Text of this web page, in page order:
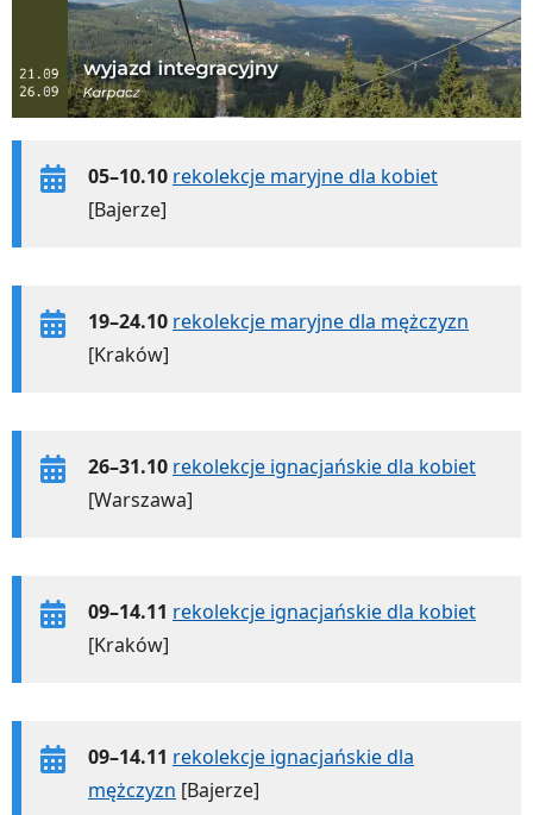
05–10.10 rekolekcje maryjne dla kobiet
[Bajerze]
19–24.10 rekolekcje maryjne dla mężczyzn
[Kraków]
26–31.10 rekolekcje ignacjańskie dla kobiet
[Warszawa]
09–14.11 rekolekcje ignacjańskie dla kobiet
[Kraków]
09–14.11 rekolekcje ignacjańskie dla
mężczyzn [Bajerze]